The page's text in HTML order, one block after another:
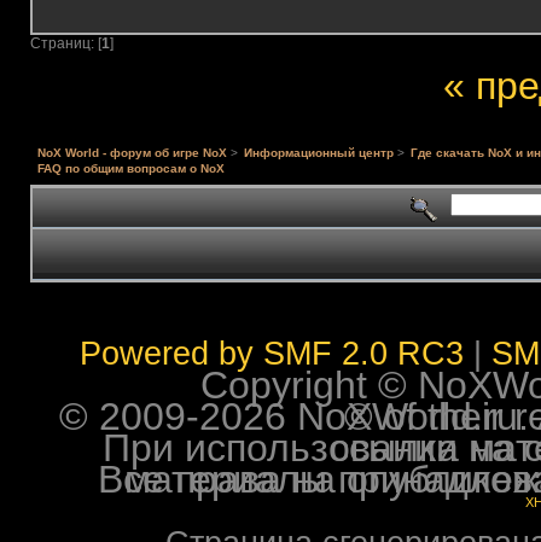
Страниц: [1]
«
NoX World - форум об игре NoX> Информационный центр > Где скачать NoX и
FAQ по общим вопросам о NoX
Powered by SMF 2.0 RC3
Copyright ©
© 2009-2026 NoXWorld.ru. All
При использовании
Все права на опубликованные на форуме